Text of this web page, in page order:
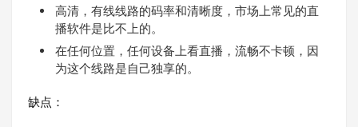
高清，有线线路的码率和清晰度，市场上常见的直
播软件是比不上的。
在任何位置，任何设备上看直播，流畅不卡顿，因
为这个线路是自己独享的。
缺点：